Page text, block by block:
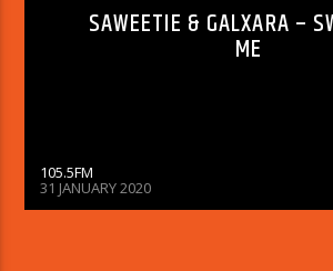
SAWEETIE & GALXARA –
ME
105.5FM
31 JANUARY 2020